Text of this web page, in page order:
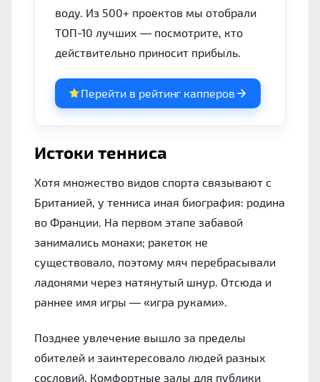
воду. Из 500+ проектов мы отобрали
ТОП-10 лучших — посмотрите, кто
действительно приносит прибыль.
Перейти в рейтинг капперов
Истоки тенниса
Хотя множество видов спорта связывают с
Британией, у тенниса иная биография: родина
во Франции. На первом этапе забавой
занимались монахи; ракеток не
существовало, поэтому мяч перебрасывали
ладонями через натянутый шнур. Отсюда и
раннее имя игры — «игра руками».
Позднее увлечение вышло за пределы
обителей и заинтересовало людей разных
сословий. Комфортные залы для публики